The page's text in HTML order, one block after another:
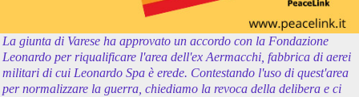
La giunta di Varese ha approvato un accordo con la Fondazione
Leonardo per riqualificare l'area dell'ex Aermacchi, fabbrica di aerei
militari di cui Leonardo Spa è erede. Contestando l'uso di quest'area
per normalizzare la guerra, chiediamo la revoca della delibera e ci